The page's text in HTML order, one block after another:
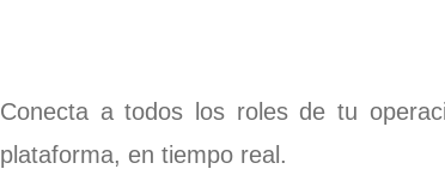
Conecta a todos los roles de tu
plataforma, en tiempo real.